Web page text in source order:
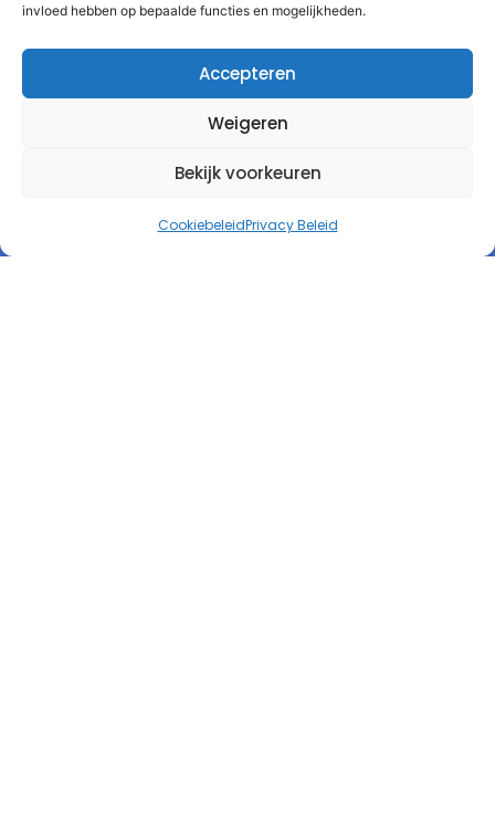
invloed hebben op bepaalde functies en mogelijkheden.
Accepteren
Weigeren
Bekijk voorkeuren
CookiebeleidPrivacy Beleid